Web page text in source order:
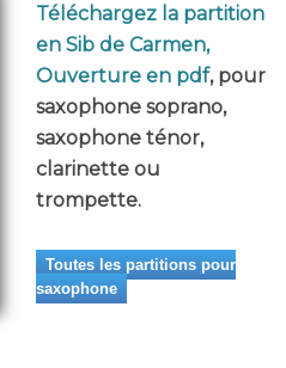
Téléchargez la partition
en Sib de Carmen,
Ouverture en pdf, pour
saxophone soprano,
saxophone ténor,
clarinette ou
trompette.
Toutes les partitions pour
saxophone